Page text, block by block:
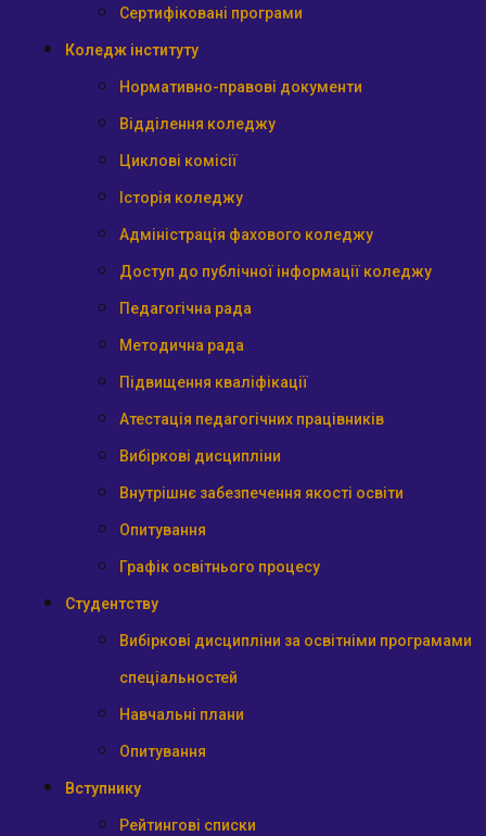
Сертифіковані програми
Коледж інституту
Нормативно-правові документи
Відділення коледжу
Циклові комісії
Історія коледжу
Адміністрація фахового коледжу
Доступ до публічної інформації коледжу
Педагогічна рада
Методична рада
Підвищення кваліфікації
Атестація педагогічних працівників
Вибіркові дисципліни
Внутрішнє забезпечення якості освіти
Опитування
Графік освітнього процесу
Студентству
Вибіркові дисципліни за освітніми програмами
спеціальностей
Навчальні плани
Опитування
Вступнику
Рейтингові списки